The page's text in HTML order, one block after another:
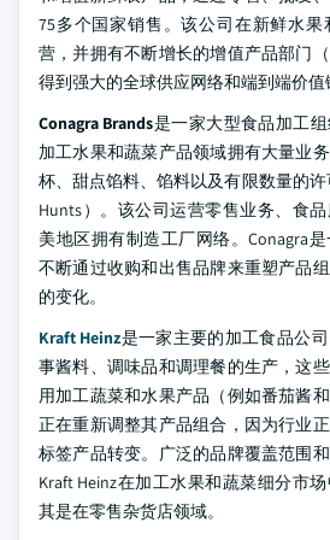
75多个国家销售。该公司在新鲜水
营，并拥有不断增长的增值产品部门
得到强大的全球供应网络和端到端价值
Conagra Brands是一家大型食品加工
加工水果和蔬菜产品领域拥有大量业
杯、甜点馅料、馅料以及有限数量的
Hunts）。该公司运营零售业务、食
美地区拥有制造工厂网络。Conagra
不断通过收购和出售品牌来重塑产品
的变化。
Kraft Heinz是一家主要的加工食品公
事酱料、调味品和调理餐的生产，这
用加工蔬菜和水果产品（例如番茄酱
正在重新调整其产品组合，因为行业
标签产品转变。广泛的品牌覆盖范围
Kraft Heinz在加工水果和蔬菜细分市
其是在零售杂货店领域。